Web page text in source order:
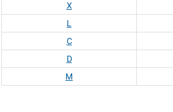
X
L
C
D
M